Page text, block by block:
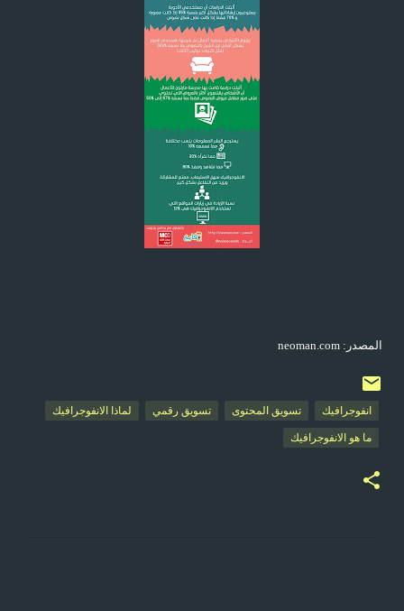
المصدر: neoman.com
انفوجرافيك تسويق المحتوى تسويق رقمي لماذا الانفوجرافيك
ما هو الانفوجرافيك